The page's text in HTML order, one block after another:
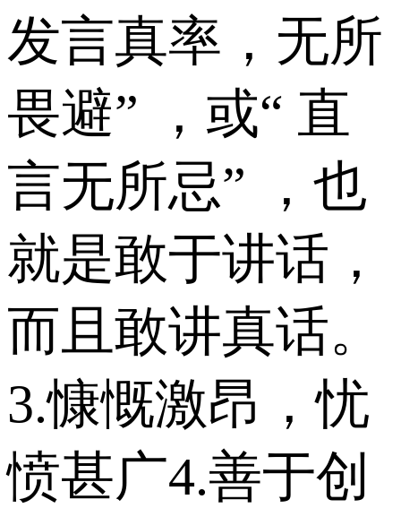
发言真率，无所
畏避” ，或“ 直
言无所忌” ，也
就是敢于讲话，
而且敢讲真话。
3.慷慨激昂，忧
愤甚广4.善于创